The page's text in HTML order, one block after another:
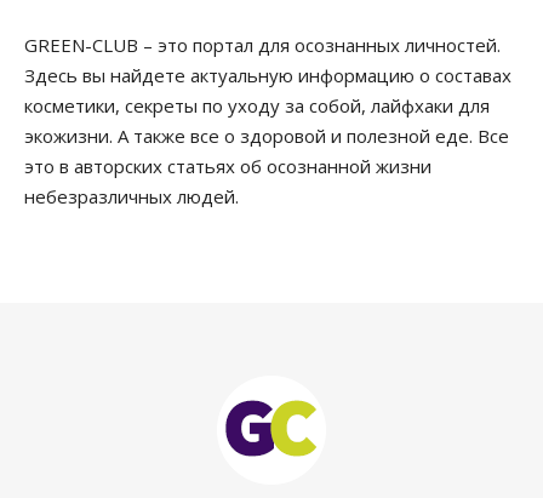
GREEN-CLUB – это портал для осознанных личностей.
Здесь вы найдете актуальную информацию о составах
косметики, секреты по уходу за собой, лайфхаки для
экожизни. А также все о здоровой и полезной еде. Все
это в авторских статьях об осознанной жизни
небезразличных людей.